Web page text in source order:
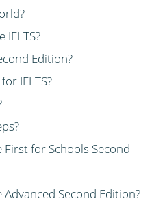
Edition?
IELTS?
for Schools Second
Second Edition?